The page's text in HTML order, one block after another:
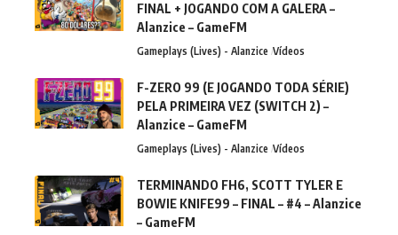
FINAL + JOGANDO COM A GALERA –
Alanzice – GameFM
Gameplays (Lives) - Alanzice Vídeos
F-ZERO 99 (E JOGANDO TODA SÉRIE)
PELA PRIMEIRA VEZ (SWITCH 2) –
Alanzice – GameFM
Gameplays (Lives) - Alanzice Vídeos
TERMINANDO FH6, SCOTT TYLER E
BOWIE KNIFE99 – FINAL – #4 – Alanzice
– GameFM